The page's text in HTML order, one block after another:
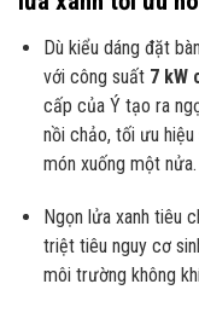
Dù kiểu dáng đặt
với công suất 7 kW
cấp của Ý tạo ra
nồi chảo, tối ưu
món xuống một nửa.
Ngọn lửa xanh tiêu
triệt tiêu nguy cơ
môi trường không